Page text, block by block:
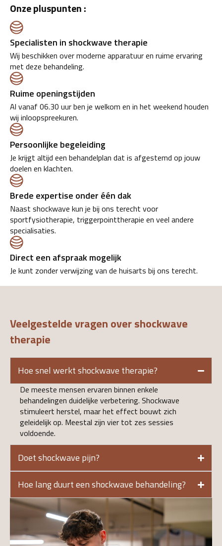
Onze pluspunten :
Specialisten in shockwave therapie
Wij beschikken over moderne apparatuur en ruime ervaring
met deze behandeling.
Ruime openingstijden
Al vanaf 06.30 uur ben je welkom en in het weekend houden
wij inloopspreekuren.
Persoonlijke begeleiding
Je krijgt altijd een behandelplan dat is afgestemd op jouw
doelen en klachten.
Brede expertise onder één dak
Naast shockwave kun je bij ons terecht voor
sportfysiotherapie, triggerpointtherapie en veel andere
specialisaties.
Direct een afspraak mogelijk
Je kunt zonder verwijzing van de huisarts bij ons terecht.
Veelgestelde vragen over shockwave
therapie
Hoe snel werkt shockwave therapie?
De meeste mensen ervaren binnen enkele
behandelingen duidelijke verbetering. Shockwave
stimuleert herstel, maar het effect bouwt zich
geleidelijk op. Meestal zijn vier tot zes sessies
voldoende.
Doet shockwave pijn?
Hoe lang duurt een shockwave behandeling?